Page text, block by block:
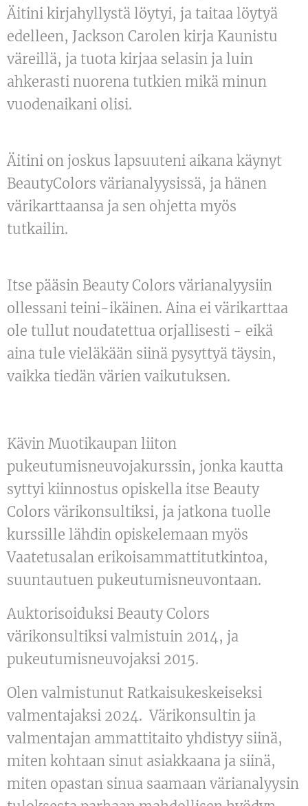
Äitini kirjahyllystä löytyi, ja taitaa löytyä
edelleen, Jackson Carolen kirja Kaunistu
väreillä, ja tuota kirjaa selasin ja luin
ahkerasti nuorena tutkien mikä minun
vuodenaikani olisi.
Äitini on joskus lapsuuteni aikana käynyt
BeautyColors värianalyysissä, ja hänen
värikarttaansa ja sen ohjetta myös
tutkailin.
Itse pääsin Beauty Colors värianalyysiin
ollessani teini-ikäinen. Aina ei värikarttaa
ole tullut noudatettua orjallisesti - eikä
aina tule vieläkään siinä pysyttyä täysin,
vaikka tiedän värien vaikutuksen.
Kävin Muotikaupan liiton
pukeutumisneuvojakurssin, jonka kautta
syttyi kiinnostus opiskella itse Beauty
Colors värikonsultiksi, ja jatkona tuolle
kurssille lähdin opiskelemaan myös
Vaatetusalan erikoisammattitutkintoa,
suuntautuen pukeutumisneuvontaan.
Auktorisoiduksi Beauty Colors
värikonsultiksi valmistuin 2014, ja
pukeutumisneuvojaksi 2015.
Olen valmistunut Ratkaisukeskeiseksi
valmentajaksi 2024. Värikonsultin ja
valmentajan ammattitaito yhdistyy siinä,
miten kohtaan sinut asiakkaana ja siinä,
miten opastan sinua saamaan värianalyysin